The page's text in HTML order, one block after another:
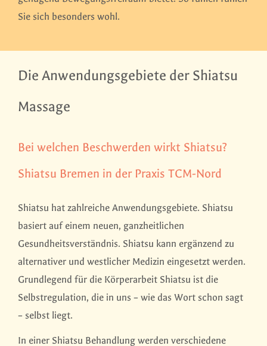
Sie sich besonders wohl.
Die Anwendungsgebiete der Shiatsu
Massage
Bei welchen Beschwerden wirkt Shiatsu?
Shiatsu Bremen in der Praxis TCM-Nord
Shiatsu hat zahlreiche Anwendungsgebiete. Shiatsu
basiert auf einem neuen, ganzheitlichen
Gesundheitsverständnis. Shiatsu kann ergänzend zu
alternativer und westlicher Medizin eingesetzt werden.
Grundlegend für die Körperarbeit Shiatsu ist die
Selbstregulation, die in uns – wie das Wort schon sagt
– selbst liegt.
In einer Shiatsu Behandlung werden verschiedene